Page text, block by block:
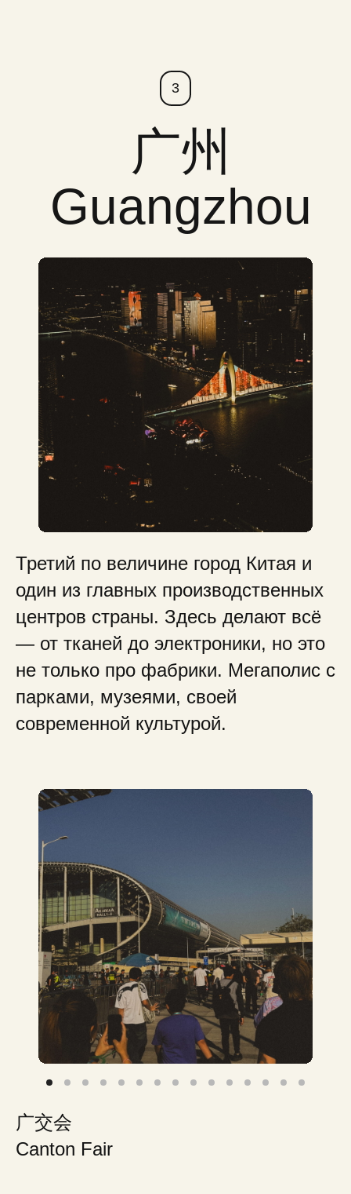
广州
Guangzhou
3
Третий по величине город Китая и
один из главных производственных
центров страны. Здесь делают всё
— от тканей до электроники, но это
не только про фабрики. Мегаполис с
парками, музеями, своей
современной культурой.
广交会
Canton Fair